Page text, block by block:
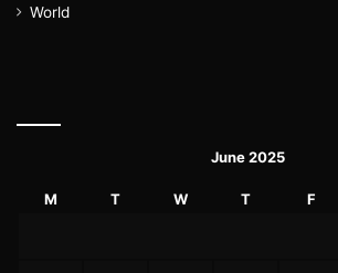
World
June 2025
M T W T F